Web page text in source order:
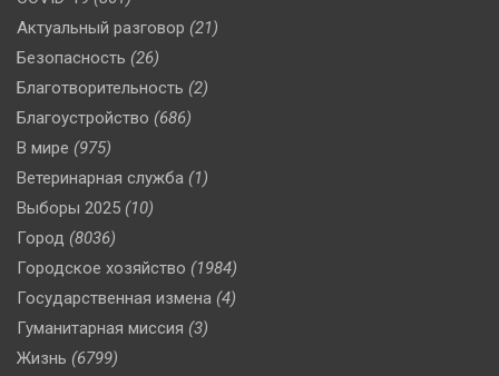
Актуальный разговор (21)
Безопасность (26)
Благотворительность (2)
Благоустройство (686)
В мире (975)
Ветеринарная служба (1)
Выборы 2025 (10)
Город (8036)
Городское хозяйство (1984)
Государственная измена (4)
Гуманитарная миссия (3)
Жизнь (6799)